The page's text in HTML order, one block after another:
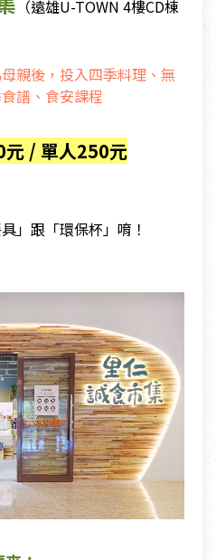
（遠雄U-TOWN 4樓CD棟
親後，投入四季料理、無
譜、食安課程
元 / 單人250元
」跟「環保杯」唷！